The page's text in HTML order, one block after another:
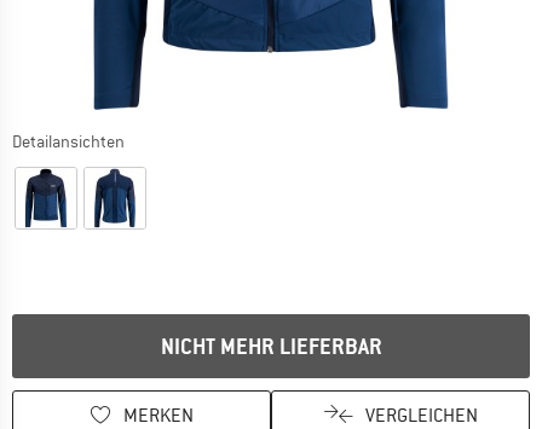
Detailansichten
NICHT MEHR LIEFERBAR
MERKEN VERGLEICHEN